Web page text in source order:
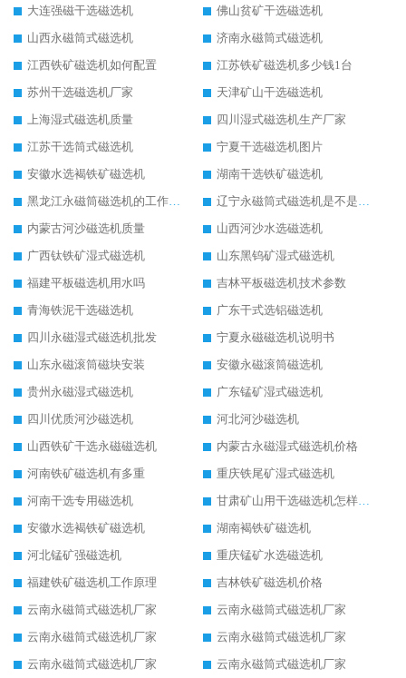
大连强磁干选磁选机
佛山贫矿干选磁选机
山西永磁筒式磁选机
济南永磁筒式磁选机
江西铁矿磁选机如何配置
江苏铁矿磁选机多少钱1台
苏州干选磁选机厂家
天津矿山干选磁选机
上海湿式磁选机质量
四川湿式磁选机生产厂家
江苏干选筒式磁选机
宁夏干选磁选机图片
安徽水选褐铁矿磁选机
湖南干选铁矿磁选机
黑龙江永磁筒磁选机的工作原理
辽宁永磁筒式磁选机是不是强磁
内蒙古河沙磁选机质量
山西河沙水选磁选机
广西钛铁矿湿式磁选机
山东黑钨矿湿式磁选机
福建平板磁选机用水吗
吉林平板磁选机技术参数
青海铁泥干选磁选机
广东干式选铝磁选机
四川永磁湿式磁选机批发
宁夏永磁磁选机说明书
山东永磁滚筒磁块安装
安徽永磁滚筒磁选机
贵州永磁湿式磁选机
广东锰矿湿式磁选机
四川优质河沙磁选机
河北河沙磁选机
山西铁矿干选永磁磁选机
内蒙古永磁湿式磁选机价格
河南铁矿磁选机有多重
重庆铁尾矿湿式磁选机
河南干选专用磁选机
甘肃矿山用干选磁选机怎样调磁
安徽水选褐铁矿磁选机
湖南褐铁矿磁选机
河北锰矿强磁选机
重庆锰矿水选磁选机
福建铁矿磁选机工作原理
吉林铁矿磁选机价格
云南永磁筒式磁选机厂家
云南永磁筒式磁选机厂家
云南永磁筒式磁选机厂家
云南永磁筒式磁选机厂家
云南永磁筒式磁选机厂家
云南永磁筒式磁选机厂家